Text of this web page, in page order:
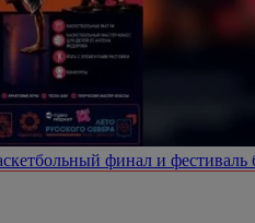
финал и фестиваль